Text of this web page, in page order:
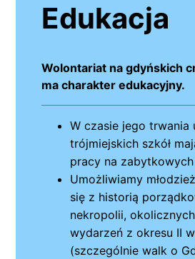
Edukacja
Wolontariat na gdyńskich
ma charakter edukacyjny.
W czasie jego trwania
trójmiejskich szkół
pracy na
Umożliwiamy
się z historią
nekropolii,
wydarzeń z okresu II
(szczególnie walk o